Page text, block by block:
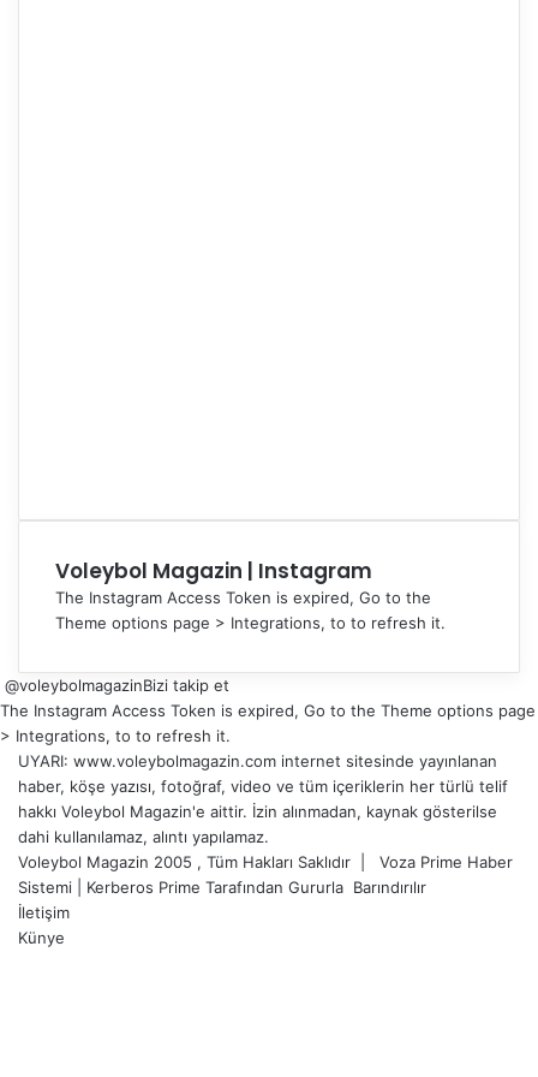
Voleybol Magazin | Instagram
The Instagram Access Token is expired, Go to the
Theme options page > Integrations, to to refresh it.
@voleybolmagazinBizi takip et
The Instagram Access Token is expired, Go to the Theme options page
> Integrations, to to refresh it.
UYARI: www.voleybolmagazin.com internet sitesinde yayınlanan
haber, köşe yazısı, fotoğraf, video ve tüm içeriklerin her türlü telif
hakkı Voleybol Magazin'e aittir. İzin alınmadan, kaynak gösterilse
dahi kullanılamaz, alıntı yapılamaz.
Voleybol Magazin 2005 , Tüm Hakları Saklıdır | Voza Prime Haber
Sistemi
Kerberos Prime Tarafından Gururla Barındırılır
İletişim
Künye